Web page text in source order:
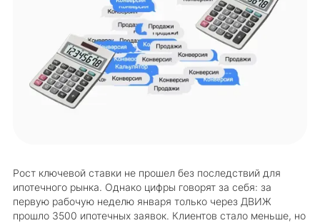
Рост ключевой ставки не прошел без последствий для
ипотечного рынка. Однако цифры говорят за себя: за
первую рабочую неделю января только через ДВИЖ
прошло 3500 ипотечных заявок. Клиентов стало меньше, но